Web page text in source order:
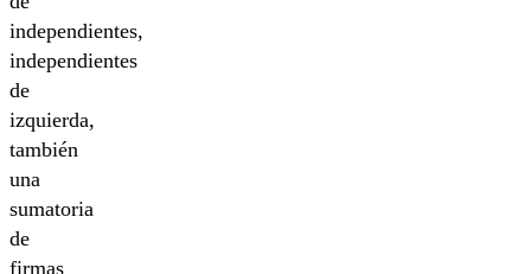
independientes,
independientes
de
izquierda,
también
una
sumatoria
de
firmas